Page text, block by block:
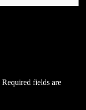
Required fields are